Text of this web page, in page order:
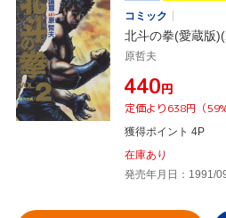
コミック
北斗の拳(愛蔵版
原哲夫
¥440円
定価より638円（
獲得ポイント 4P
在庫あり
発売年月日：1991/